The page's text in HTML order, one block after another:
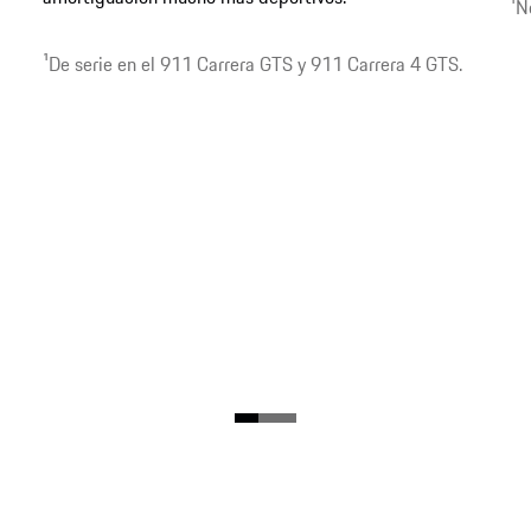
1De serie en el 911 Carrera GTS y 911 Carrera 4 GTS.
1